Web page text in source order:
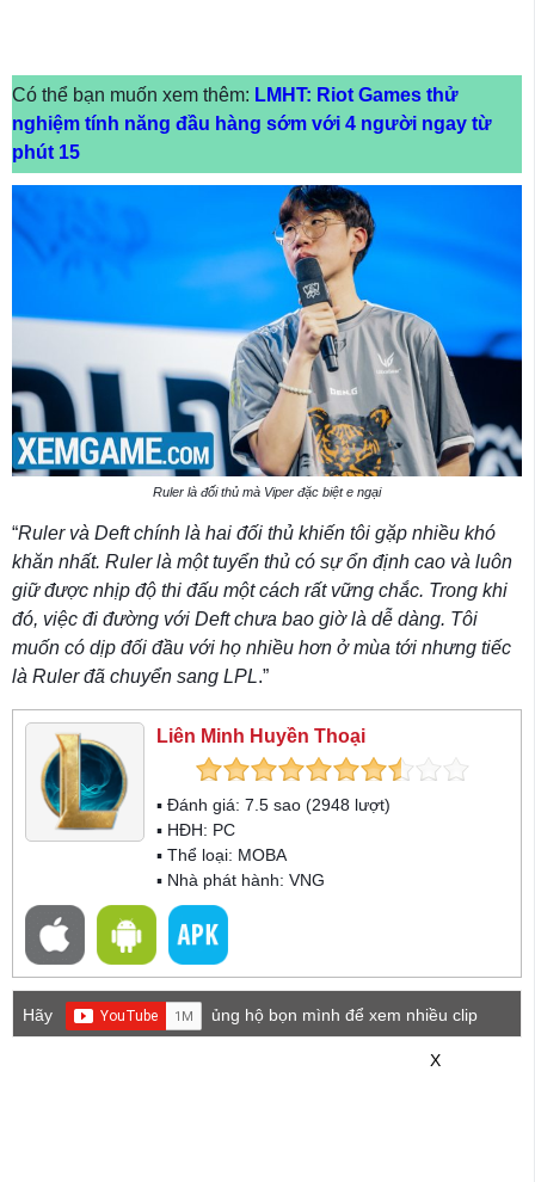
Có thể bạn muốn xem thêm: LMHT: Riot Games thử
nghiệm tính năng đầu hàng sớm với 4 người ngay từ
phút 15
Ruler là đối thủ mà Viper đặc biệt e ngại
“Ruler và Deft chính là hai đối thủ khiến tôi gặp nhiều khó
khăn nhất. Ruler là một tuyển thủ có sự ổn định cao và luôn
giữ được nhịp độ thi đấu một cách rất vững chắc. Trong khi
đó, việc đi đường với Deft chưa bao giờ là dễ dàng. Tôi
muốn có dịp đối đầu với họ nhiều hơn ở mùa tới nhưng tiếc
là Ruler đã chuyển sang LPL.”
Liên Minh Huyền Thoại
▪ Đánh giá: 7.5 sao (2948 lượt)
▪ HĐH: PC
▪ Thể loại: MOBA
▪ Nhà phát hành: VNG
Hãy
ủng hộ bọn mình để xem nhiều clip
X